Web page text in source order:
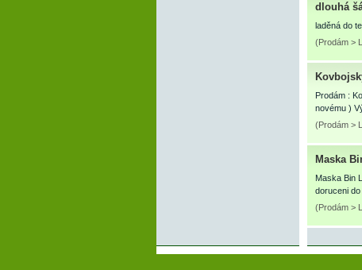
dlouhá
laděná do
(Prodám >
Prodám :
novému )
(Prodám >
Maska
Maska Bin
doruceni
(Prodám >